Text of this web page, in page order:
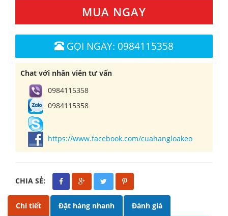
MUA NGAY
GỌI NGAY: 0984115358
Chat với nhân viên tư vấn
0984115358
0984115358
https://www.facebook.com/cuahangloakeo
CHIA SẺ:
Chi tiết Đặt hàng nhanh Đánh giá